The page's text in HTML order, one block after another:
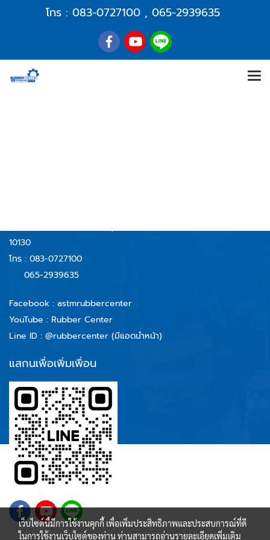
โทร : 083-0727100 , 065-2939635
10130
โทร : 083-0727100
065-2939635
Facebook : astmrubbercenter
YouTube : Rubber Center
Line ID : @rubbercenter (มีแอดนำหน้า)
แสกนเพื่อเพิ่มเพื่อน
เว็บไซต์นี้มีการใช้งานคุกกี้ เพื่อเพิ่มประสิทธิภาพและประสบการณ์ที่ดี
ในการใช้งานเว็บไซต์ของท่าน ท่านสามารถอ่านรายละเอียดเพิ่มเติม